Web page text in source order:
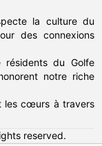
la culture du
des connexions
résidents du Golfe
notre riche
les cœurs à travers
reserved.